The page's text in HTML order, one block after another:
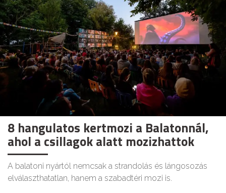
8 hangulatos kertmozi a Balatonnál,
ahol a csillagok alatt mozizhattok
A balatoni nyártól nemcsak a strandolás és lángosozás
elválaszthatatlan, hanem a szabadtéri mozi is.